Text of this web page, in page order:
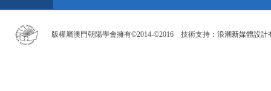
版權屬澳門朝陽學會擁有©2014-©2016 技術支持： 浪潮新媒體設計